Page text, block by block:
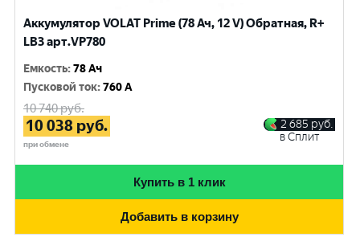
Аккумулятор VOLAT Prime (78 Ач, 12 V) Обратная, R+
LB3 арт.VP780
Емкость:78 Ач
Пусковой ток:760 A
10 740руб.
10 038 руб.
при обмене
2 685 руб.
в Сплит
Купить в 1 клик
Добавить в корзину